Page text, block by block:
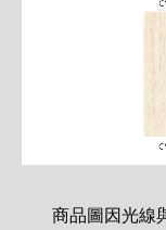
商品圖因光線